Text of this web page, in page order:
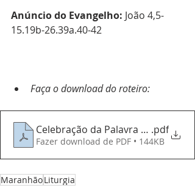
Anúncio do Evangelho: João 4,5-
15.19b-26.39a.40-42
Faça o download do roteiro:
Celebração da Palavra - .pdf
Fazer download de PDF • 144KB
MaranhãoLiturgia